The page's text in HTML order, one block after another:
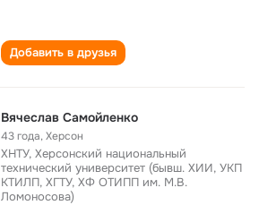
Добавить в друзья
Вячеслав Самойленко
43 года,Херсон
ХНТУ, Херсонский национальный
технический университет (бывш. ХИИ, УКП
КТИЛП, ХГТУ, ХФ ОТИПП им. М.В.
Ломоносова)